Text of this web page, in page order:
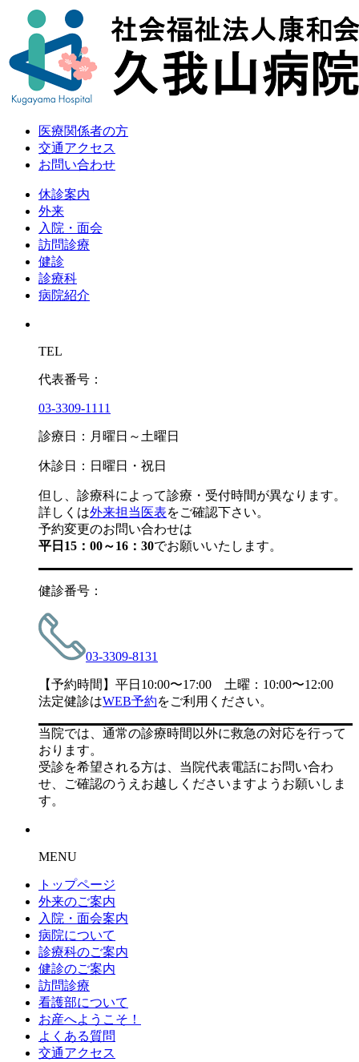
医療関係者の方
交通アクセス
お問い合わせ
休診案内
外来
入院・面会
訪問診療
健診
診療科
病院紹介
TEL
代表番号：
03-3309-1111
診療日：月曜日～土曜日
休診日：日曜日・祝日
但し、診療科によって診療・受付時間が異なります。
詳しくは外来担当医表をご確認下さい。
予約変更のお問い合わせは
平日15：00～16：30でお願いいたします。
健診番号：
03-3309-8131
【予約時間】平日10:00〜17:00 土曜：10:00〜12:00
法定健診はWEB予約をご利用ください。
当院では、通常の診療時間以外に救急の対応を行って
おります。
受診を希望される方は、当院代表電話にお問い合わ
せ、ご確認のうえお越しくださいますようお願いしま
す。
MENU
トップページ
外来のご案内
入院・面会案内
病院について
診療科のご案内
健診のご案内
訪問診療
看護部について
お産へようこそ！
よくある質問
交通アクセス